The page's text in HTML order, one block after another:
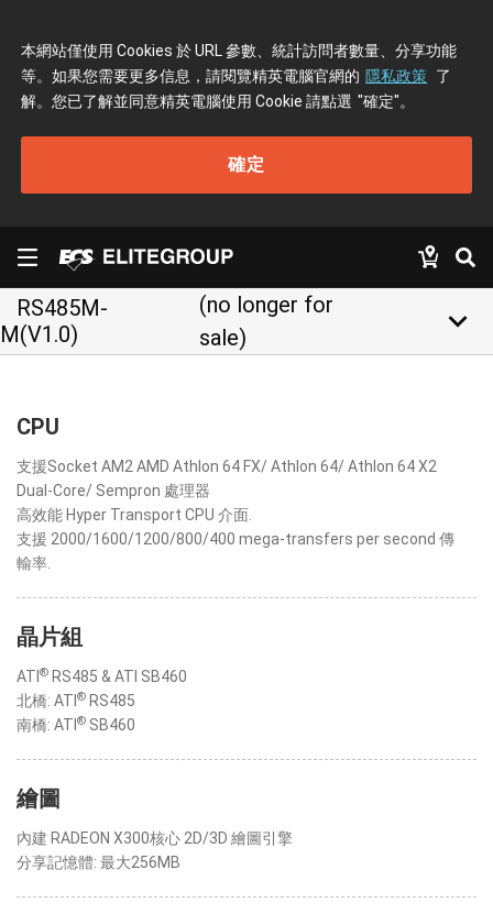
本網站僅使用 Cookies 於 URL 參數、統計訪問者數量、分享功能
等。如果您需要更多信息，請閱覽精英電腦官網的 隱私政策 了
解。您已了解並同意精英電腦使用 Cookie 請點選 "確定"。
確定
RS485M-
M(V1.0)
(no longer for
sale)
keyboard_arrow_down
CPU
支援Socket AM2 AMD Athlon 64 FX/ Athlon 64/ Athlon 64 X2
Dual-Core/ Sempron 處理器
高效能 Hyper Transport CPU 介面.
支援 2000/1600/1200/800/400 mega-transfers per second 傳
輸率.
晶片組
ATI ® RS485 & ATI SB460
北橋: ATI ® RS485
南橋: ATI ® SB460
繪圖
內建 RADEON X300核心 2D/3D 繪圖引擎
分享記憶體: 最大256MB